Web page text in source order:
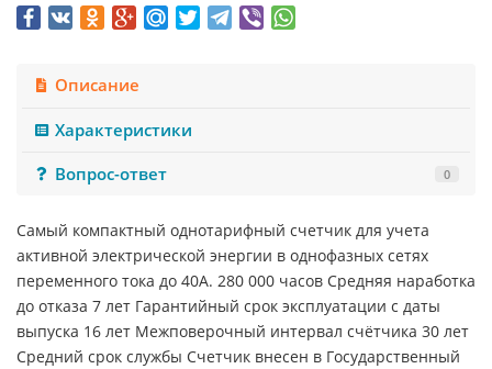
Описание
Характеристики
Вопрос-ответ
0
Самый компактный однотарифный счетчик для учета
активной электрической энергии в однофазных сетях
переменного тока до 40А. 280 000 часов Средняя наработка
до отказа 7 лет Гарантийный срок эксплуатации с даты
выпуска 16 лет Межповерочный интервал счётчика 30 лет
Средний срок службы Счетчик внесен в Государственный